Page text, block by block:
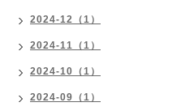
2024-12（1）
2024-11（1）
2024-10（1）
2024-09（1）